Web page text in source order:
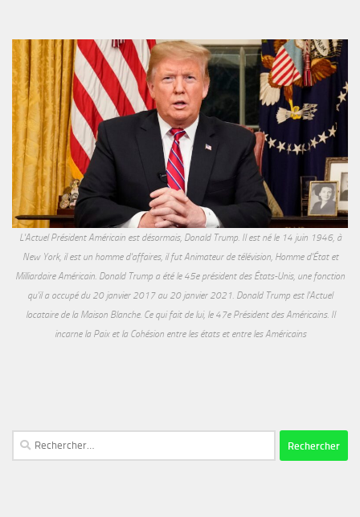
L'Actuel Président Américain est désormais, Donald Trump. Il est né le 14 juin 1946, à
New York, il est un homme d'affaires, il fut Animateur de télévision, Homme d'État et
Milliardaire Américain. Donald Trump a été le 45e président des États-Unis, une fonction
qu'il a occupé du 20 janvier 2017 au 20 janvier 2021. Donald Trump est l'Actuel
locataire de la Maison Blanche. Ce qui fait de lui, le 47e Président des Américains. Il
incarne la Paix et la Cohésion entre les états et entre les Américains
Rechercher :